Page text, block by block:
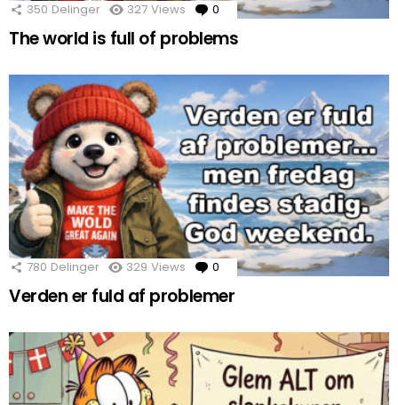
350 Delinger 327 Views 0 Comments
The world is full of problems
780 Delinger 329 Views 0 Comments
Verden er fuld af problemer